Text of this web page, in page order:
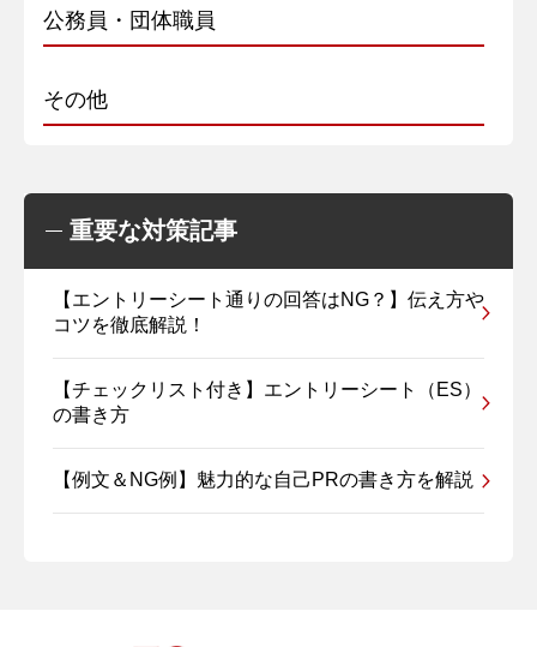
公務員・団体職員
その他
重要な対策記事
【エントリーシート通りの回答はNG？】伝え方や
コツを徹底解説！
【チェックリスト付き】エントリーシート（ES）
の書き方
【例文＆NG例】魅力的な自己PRの書き方を解説